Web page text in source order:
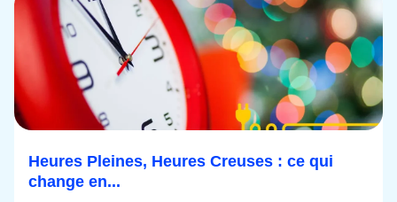
Heures Pleines, Heures Creuses : ce qui
change en...